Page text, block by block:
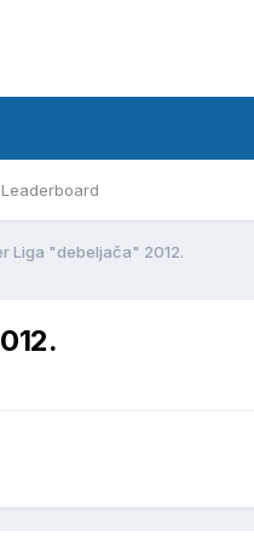
Leaderboard
Liga "debeljača" 2012.